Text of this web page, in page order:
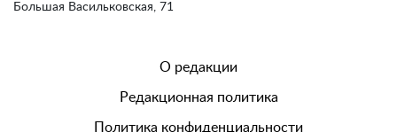
Большая Васильковская, 71
О редакции
Редакционная политика
Политика конфиденциальности